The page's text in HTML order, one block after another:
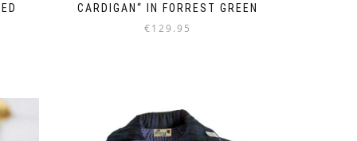
CARDIGAN“ IN FORREST GREEN
€129.95
Varianten
auf.